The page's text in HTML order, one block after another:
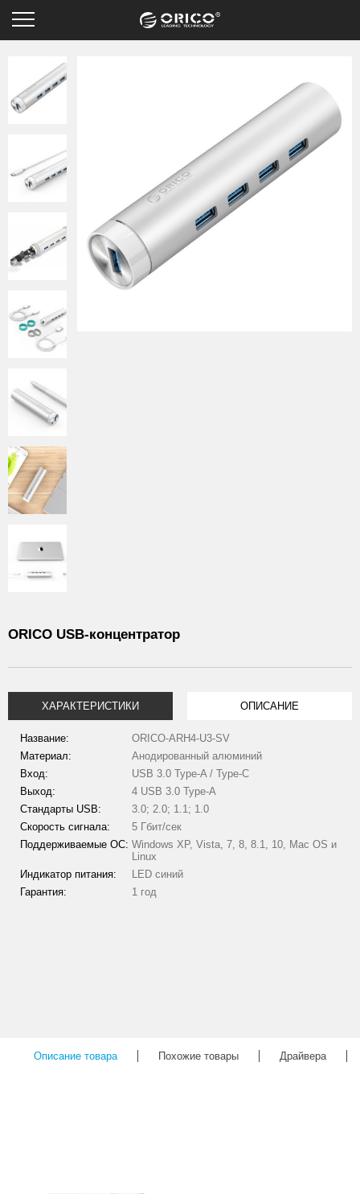
ORICO USB-концентратор
ХАРАКТЕРИСТИКИ ОПИСАНИЕ
Название:
ORICO-ARH4-U3-SV
Материал:
Анодированный алюминий
Вход:
USB 3.0 Type-A / Type-C
Выход:
4 USB 3.0 Type-А
Стандарты USB:
3.0; 2.0; 1.1; 1.0
Скорость сигнала:
5 Гбит/сек
Поддерживаемые ОС: Windows XP, Vista, 7, 8, 8.1, 10, Mac OS и
Linux
Индикатор питания:
LED синий
Гарантия:
1 год
Описание товара Похожие товары Драйвера